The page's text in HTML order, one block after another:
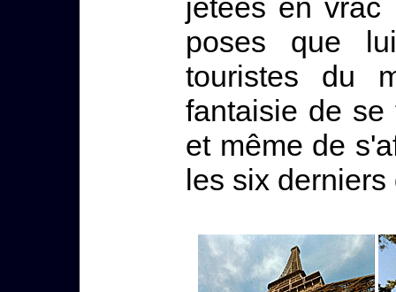
jetées en
poses que
touristes du
fantaisie de se
et même de
les six